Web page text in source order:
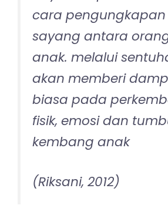
cara pengungkapan
sayang antara
anak. melalui
akan memberi
biasa pada
fisik, emosi dan
kembang anak
(Riksani, 2012)